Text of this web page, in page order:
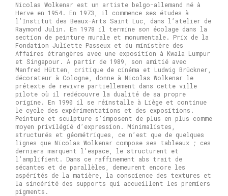
Nicolas Wolkenar est un artiste belgo-allemand né à
Herve en 1954. En 1973, il commence ses études à
l’Institut des Beaux-Arts Saint Luc, dans l’atelier de
Raymond Julin. En 1978 il termine son écolage dans la
section de peinture murale et monumentale. Prix de la
Fondation Juliette Passeux et du ministère des
Affaires étrangères avec une exposition à Kwala Lumpur
et Singapour. A partir de 1989, son amitié avec
Manfred Hütten, critique de cinéma et Ludwig Brückner,
décorateur à Cologne, donne à Nicolas Wolkenar le
prétexte de revivre partiellement dans cette ville
pilote où il redécouvre la dualité de sa propre
origine. En 1990 il se réinstalle à Liège et continue
le cycle des expérimentations et des expositions.
Peinture et sculpture s’imposent de plus en plus comme
moyen privilégié d’expression. Minimalistes,
structurés et géométriques, ce n’est que de quelques
lignes que Nicolas Wolkenar compose ses tableaux ; ces
derniers marquent l’espace, le structurent et
l’amplifient. Dans ce raffinement abs trait de
sécantes et de parallèles, demeurent encore les
aspérités de la matière, la conscience des textures et
la sincérité des supports qui accueillent les premiers
pigments.